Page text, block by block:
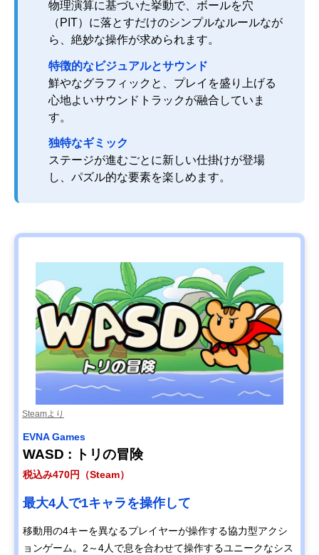
物理演算に基づいた挙動で、ボールを穴
（PIT）に落とすだけのシンプルなルールなが
ら、絶妙な操作が求められます。
特徴的なビジュアルとサウンド
鮮やなグラフィックと、プレイを盛り上げる
心地よいサウンドトラックが融合していま
す。
独特なギミック
ステージが進むごとに新しい仕掛けが登場
し、パズル的な要素を楽しめます。
Steamより
EVNA Games
WASD : トリの冒険
税込み470円（Steam）
最大4人で1キャラを操作して
移動用の4キーを異なるプレイヤーが操作する協力型アクシ
ョンゲーム。2～4人で息を合わせて操作するユニークなシス